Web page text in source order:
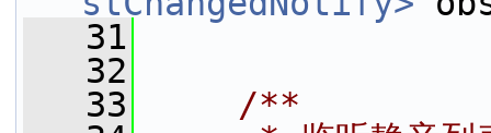
   31
   32
   33
    /**